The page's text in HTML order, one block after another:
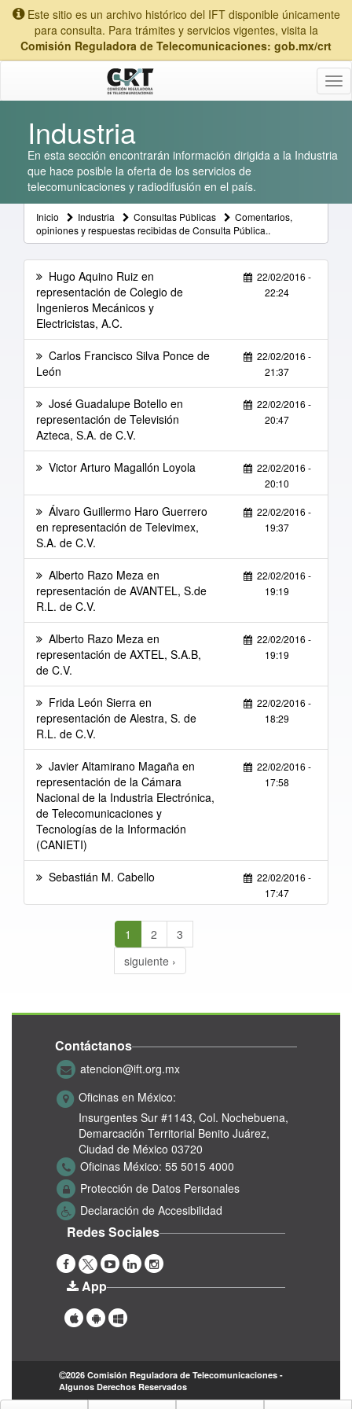
Este sitio es un archivo histórico del IFT disponible únicamente
para consulta. Para trámites y servicios vigentes, visita la
Comisión Reguladora de Telecomunicaciones: gob.mx/crt
Industria
En esta sección encontrarán información dirigida a la Industria
que hace posible la oferta de los servicios de
telecomunicaciones y radiodifusión en el país.
Inicio Industria Consultas Públicas
Comentarios,
opiniones y respuestas recibidas de Consulta Pública..
Hugo Aquino Ruiz en
representación de Colegio de
Ingenieros Mecánicos y
Electricistas, A.C.
22/02/2016 -
22:24
Carlos Francisco Silva Ponce de
León
22/02/2016 -
21:37
José Guadalupe Botello en
representación de Televisión
Azteca, S.A. de C.V.
22/02/2016 -
20:47
Victor Arturo Magallón Loyola
22/02/2016 -
20:10
Álvaro Guillermo Haro Guerrero
en representación de Televimex,
S.A. de C.V.
22/02/2016 -
19:37
Alberto Razo Meza en
representación de AVANTEL, S.de
R.L. de C.V.
22/02/2016 -
19:19
Alberto Razo Meza en
representación de AXTEL, S.A.B,
de C.V.
22/02/2016 -
19:19
Frida León Sierra en
representación de Alestra, S. de
R.L. de C.V.
22/02/2016 -
18:29
Javier Altamirano Magaña en
representación de la Cámara
Nacional de la Industria Electrónica,
de Telecomunicaciones y
Tecnologías de la Información
(CANIETI)
22/02/2016 -
17:58
Sebastián M. Cabello
22/02/2016 -
17:47
1 2
3
siguiente ›
Contáctanos
atencion@ift.org.mx
Oficinas en México:
Insurgentes Sur #1143, Col. Nochebuena,
Demarcación Territorial Benito Juárez,
Ciudad de México 03720
Oficinas México: 55 5015 4000
Protección de Datos Personales
Declaración de Accesibilidad
Redes Sociales
App
2026 Comisión Reguladora de Telecomunicaciones -
Algunos Derechos Reservados